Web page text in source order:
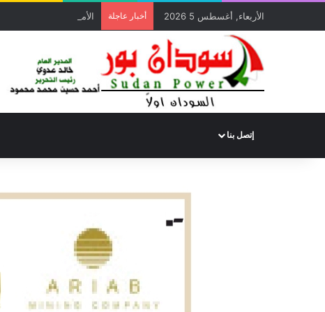
الأربعاء, أغسطس 5 2026 أخبار عاجلة الأمين العام لديوان
إتصل بنا